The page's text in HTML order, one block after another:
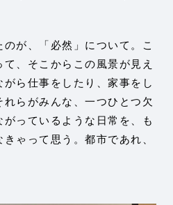
が、「必然」について。こ
、そこからこの風景が見え
ら仕事をしたり、家事をし
らがみんな、一つひとつ欠
っているような日常を、も
ゃって思う。都市であれ、